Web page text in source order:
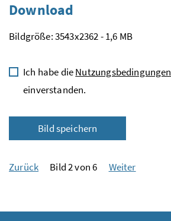
Download
Bildgröße: 3543x2362 - 1,6 MB
Ich habe dieNutzungsbedingungen
einverstanden.
Bild speichern
Zurück Bild 2 von 6 Weiter